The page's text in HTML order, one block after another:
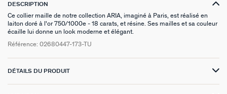
BOUCLES D'OREILLES DORÉES
COLLIERS À COMPOSER
BRACELETS DORÉS
COLLIERS COMPATIBLES
ODÉON
DESCRIPTION
Ce collier maille de notre collection ARIA, imaginé à Paris, est réalisé en
laiton doré à l'or 750/1000e - 18 carats, et résine. Ses mailles et sa couleur
écaille lui donne un look moderne et élégant.
Référence: 02680447-173-TU
DÉTAILS DU PRODUIT